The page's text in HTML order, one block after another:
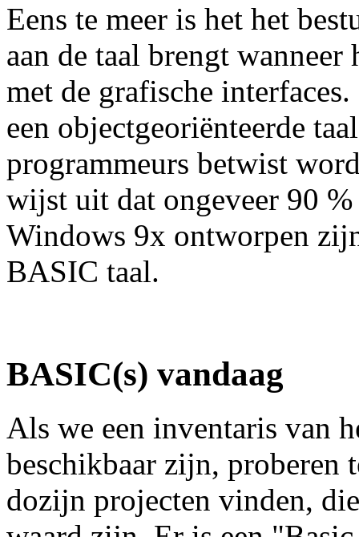
Eens te meer is het het
aan de taal brengt
met de grafische
een objectgeoriënteerde
programmeurs betwist
wijst uit dat ongeveer 90
Windows 9x ontworpen
BASIC taal.
BASIC(s) vandaag
Als we een inventaris van
beschikbaar zijn, proberen
dozijn projecten vinden,